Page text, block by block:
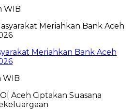
WIB
Meriahkan Bank Aceh
WIB